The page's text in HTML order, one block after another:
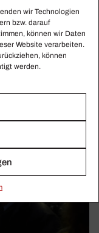
wir Technologien
bzw. darauf
können wir Daten
Website verarbeiten.
können
werden.